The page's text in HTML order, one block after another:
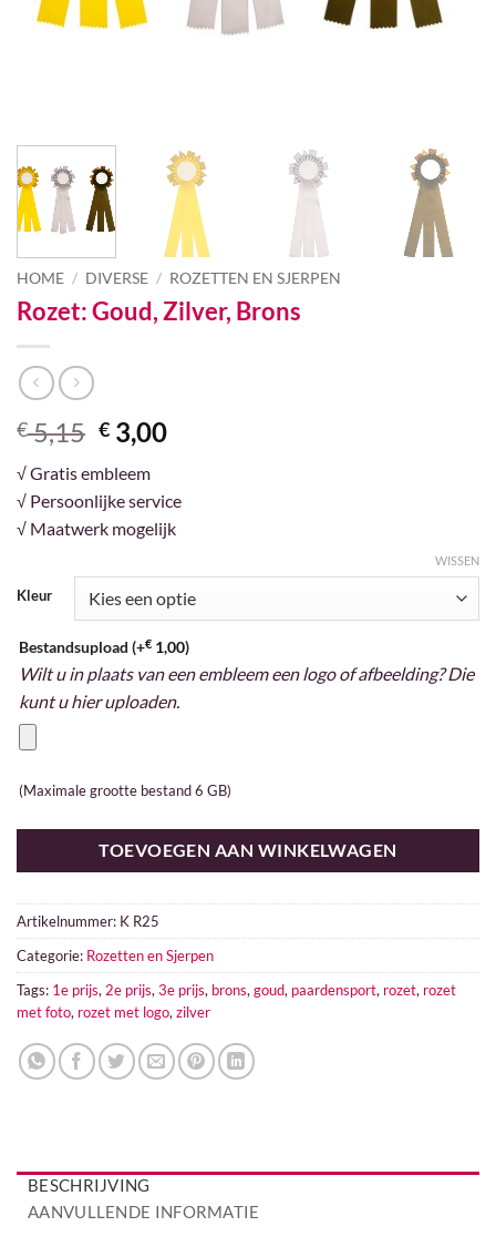
HOME / DIVERSE / ROZETTEN EN SJERPEN
Rozet: Goud, Zilver, Brons
€5,15 Oorspronkelijke
prijs
was:
€ 5,15.
€ 3,00Huidige
€ 3,00.
√ Gratis embleem
√ Persoonlijke service
√ Maatwerk mogelijk
Kleur
WISSEN
Bestandsupload (+€ 1,00)
Wilt u in plaats van een embleem een logo of afbeelding? Die
kunt u hier uploaden.
(Maximale grootte bestand 6 GB)
TOEVOEGEN AAN WINKELWAGEN
Artikelnummer: K R25
Categorie: Rozetten en Sjerpen
Tags: 1e prijs,2e prijs,3e prijs, brons,goud, paardensport, rozet, rozet
met foto, rozet met logo,zilver
BESCHRIJVING
AANVULLENDE INFORMATIE